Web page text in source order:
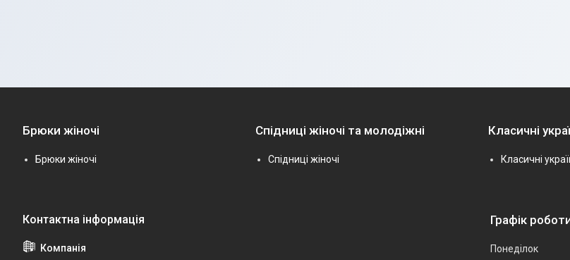
Брюки жіночі
Брюки жіночі
Спідниці жіночі та молодіжні
Спідниці жіночі
Класичні
Класичні
Графік
Понеділок